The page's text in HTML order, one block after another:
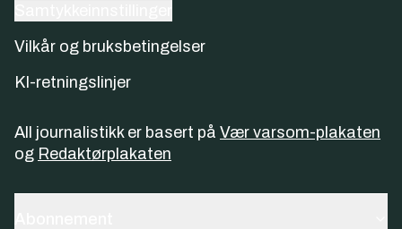
Vilkår og bruksbetingelser
KI-retningslinjer
All journalistikk er basert på Vær varsom-plakaten
og Redaktørplakaten